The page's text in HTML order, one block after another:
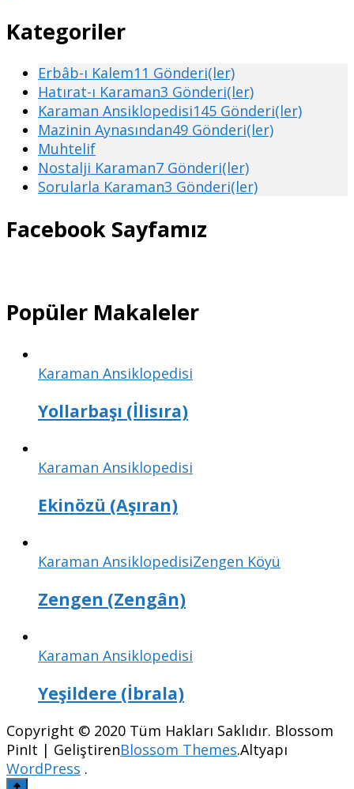
Kategoriler
Erbâb-ı Kalem11 Gönderi(ler)
Hatırat-ı Karaman3 Gönderi(ler)
Karaman Ansiklopedisi145 Gönderi(ler)
Mazinin Aynasından49 Gönderi(ler)
Muhtelif
Nostalji Karaman7 Gönderi(ler)
Sorularla Karaman3 Gönderi(ler)
Facebook Sayfamız
Popüler Makaleler
Karaman Ansiklopedisi
Yollarbaşı (İlisıra)
Karaman Ansiklopedisi
Ekinözü (Aşıran)
Karaman AnsiklopedisiZengen Köyü
Zengen (Zengân)
Karaman Ansiklopedisi
Yeşildere (İbrala)
Copyright © 2020 Tüm Hakları Saklıdır. Blossom
PinIt | GeliştirenBlossom Themes.Altyapı
WordPress .